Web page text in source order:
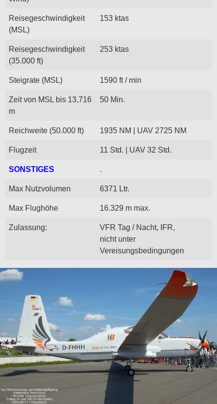
Reisegeschwindigkeit
(MSL)
153 ktas
Reisegeschwindigkeit
(35.000 ft)
253 ktas
Steigrate (MSL) 1590 ft / min
Zeit von MSL bis 13,716
m
50 Min.
Reichweite (50.000 ft) 1935 NM | UAV 2725 NM
Flugzeit 11 Std. | UAV 32 Std.
SONSTIGES .
Max Nutzvolumen 6371 Ltr.
Max Flughöhe 16.329 m max.
Zulassung:
VFR Tag / Nacht, IFR,
nicht unter
Vereisungsbedingungen